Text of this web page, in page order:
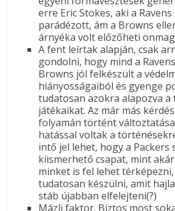
erre Eric Stokes, aki a
parádézott, ám a Browns
árnyéka volt előzőheti
A fent leírtak alapján, csak
gondolni, hogy mind a
Browns jól felkészült a
hiányosságaiból és gyenge
tudatosan azokra alapozva a
játékaikat. Az már más
folyamán történt
hatással voltak a
intő jel lehet, hogy a Packers
kiismerhető csapat, mint
minket is fel lehet
tudatosan készülni, amit
stáb újabban elfelejteni(?)
Mázli faktor. Biztos most